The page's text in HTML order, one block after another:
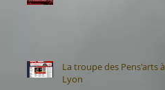
La troupe des Pens'arts à
Lyon